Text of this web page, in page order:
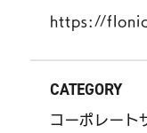
https://
CATEGORY
コーポレート